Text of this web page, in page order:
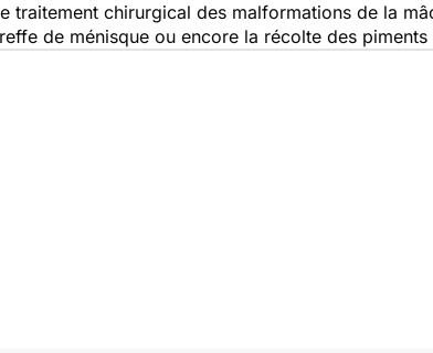
traitement chirurgical des malformations de la
de ménisque ou encore la récolte des